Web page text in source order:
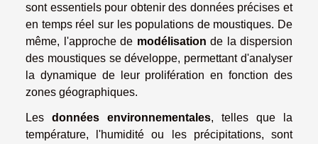
sont essentiels pour obtenir des données précises et
en temps réel sur les populations de moustiques. De
même, l'approche de modélisation de la dispersion
des moustiques se développe, permettant d'analyser
la dynamique de leur prolifération en fonction des
zones géographiques.
Les données environnementales, telles que la
température, l'humidité ou les précipitations, sont